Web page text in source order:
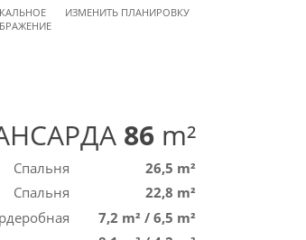
ИЗМЕНИТЬ ПЛАНИРОВКУ
86 m²
Спальня
26,5 m²
Спальня
22,8 m²
7,2 m² / 6,5 m²